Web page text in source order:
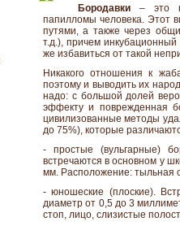
Бородавки – это
папилломы человека. Этот
путями, а также через
т.д.), причем
же избавиться от такой
Никакого отношения к
поэтому и выводить их
надо: с большой долей
эффекту и поврежденная
цивилизованные методы
до 75%), которые
- простые (вульгарные)
встречаются в основном у
мм. Расположение: тыльная
- юношеские (плоские).
диаметр от 0,5 до 3
стоп, лицо, слизистые